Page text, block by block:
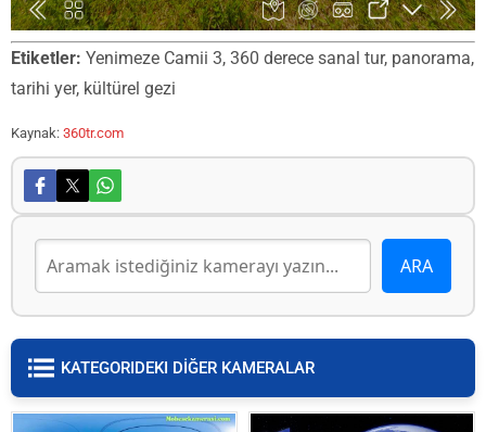
Etiketler: Yenimeze Camii 3, 360 derece sanal tur, panorama,
tarihi yer, kültürel gezi
Kaynak: 360tr.com
KATEGORIDEKI DİĞER KAMERALAR